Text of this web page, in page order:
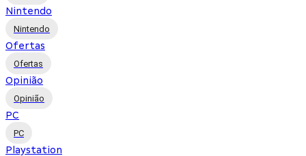
Nintendo
Nintendo
Ofertas
Ofertas
Opinião
Opinião
PC
PC
Playstation